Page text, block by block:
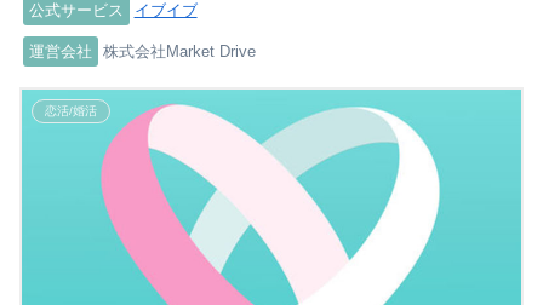
公式サービス イブイブ
運営会社 株式会社Market Drive
恋活/婚活